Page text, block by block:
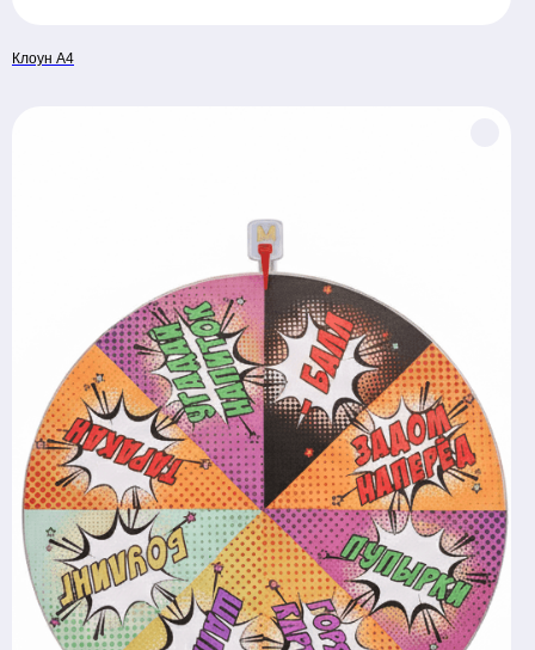
Клоун А4